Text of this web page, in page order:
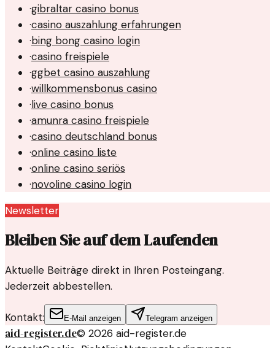
·gibraltar casino bonus
·casino auszahlung erfahrungen
·bing bong casino login
·casino freispiele
·ggbet casino auszahlung
·willkommensbonus casino
·live casino bonus
·amunra casino freispiele
·casino deutschland bonus
·online casino liste
·online casino seriös
·novoline casino login
Newsletter
Bleiben Sie auf dem Laufenden
Aktuelle Beiträge direkt in Ihren Posteingang.
Jederzeit abbestellen.
Kontakt: E-Mail anzeigen Telegram anzeigen
aid-register.de© 2026 aid-register.de